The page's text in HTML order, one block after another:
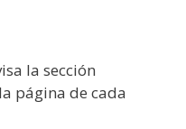
la sección
página de cada